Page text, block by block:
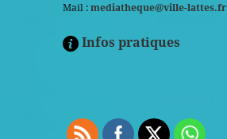
Mail :mediatheque@ville-lattes.fr
Infos pratiques